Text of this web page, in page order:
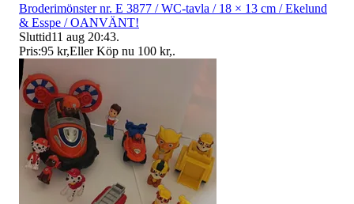
Broderimönster nr. E 3877 / WC-tavla / 18 × 13 cm / Ekelund
& Esspe / OANVÄNT!
Sluttid11 aug 20:43.
Pris:95 kr,Eller Köp nu 100 kr,.